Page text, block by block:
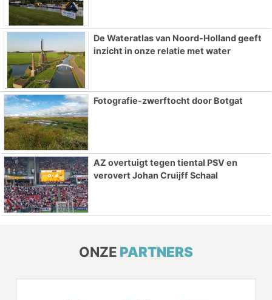
De Wateratlas van Noord-Holland geeft
inzicht in onze relatie met water
Fotografie-zwerftocht door Botgat
AZ overtuigt tegen tiental PSV en
verovert Johan Cruijff Schaal
ONZE PARTNERS